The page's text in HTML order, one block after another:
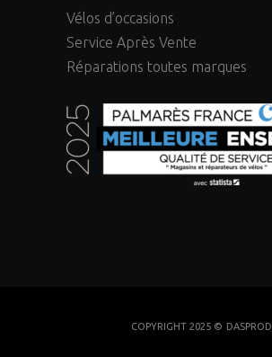
Vélos d’occasions
Service Après Vente
Réparations toutes marques
COPYRIGHT 2025 © DASPROD